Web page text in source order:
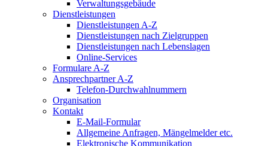
Verwaltungsgebäude
Dienstleistungen
Dienstleistungen A-Z
Dienstleistungen nach Zielgruppen
Dienstleistungen nach Lebenslagen
Online-Services
Formulare A-Z
Ansprechpartner A-Z
Telefon-Durchwahlnummern
Organisation
Kontakt
E-Mail-Formular
Allgemeine Anfragen, Mängelmelder etc.
Elektronische Kommunikation